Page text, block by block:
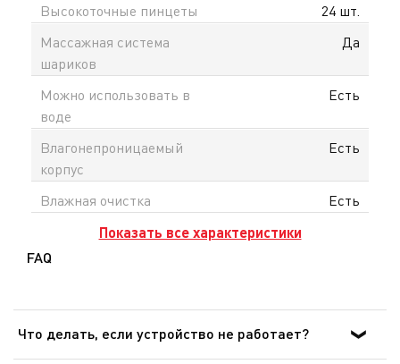
Высокоточные пинцеты
24 шт.
Массажная система
шариков
Да
Можно использовать в
воде
Есть
Влагонепроницаемый
корпус
Есть
Влажная очистка Есть
Показать все характеристики
FAQ
Что делать, если устройство не работает?
После ознакомления с инструкциями по запуску